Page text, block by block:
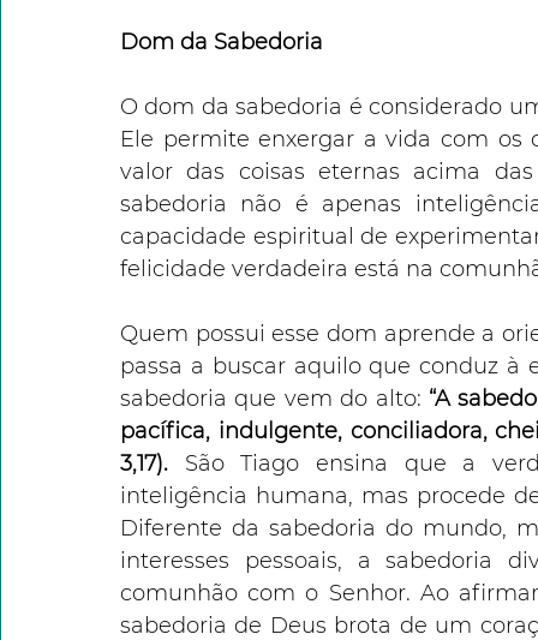
Dom da Sabedoria
O dom da sabedoria é considerado
Ele permite enxergar a vida com os
valor das coisas eternas acima
sabedoria não é apenas
capacidade espiritual de
felicidade verdadeira está na
Quem possui esse dom aprende a
passa a buscar aquilo que conduz à
sabedoria que vem do alto: “A
pacífica, indulgente, conciliadora,
3,17). São Tiago ensina que a
inteligência humana, mas procede
Diferente da sabedoria do mundo,
interesses pessoais, a sabedoria
comunhão com o Senhor. Ao
sabedoria de Deus brota de um